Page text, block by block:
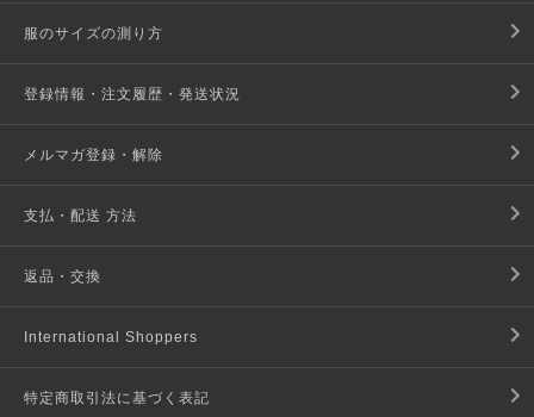
服のサイズの測り方
登録情報・注文履歴・発送状況
メルマガ登録・解除
支払・配送 方法
返品・交換
International Shoppers
特定商取引法に基づく表記